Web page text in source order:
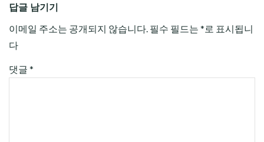
답글 남기기
이메일 주소는 공개되지 않습니다. 필수 필드는 * 로 표시됩니
다
댓글 *